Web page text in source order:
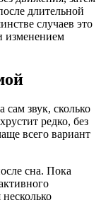
длительной
случаев это
изменением
звук, сколько
редко, без
всего вариант
сна. Пока